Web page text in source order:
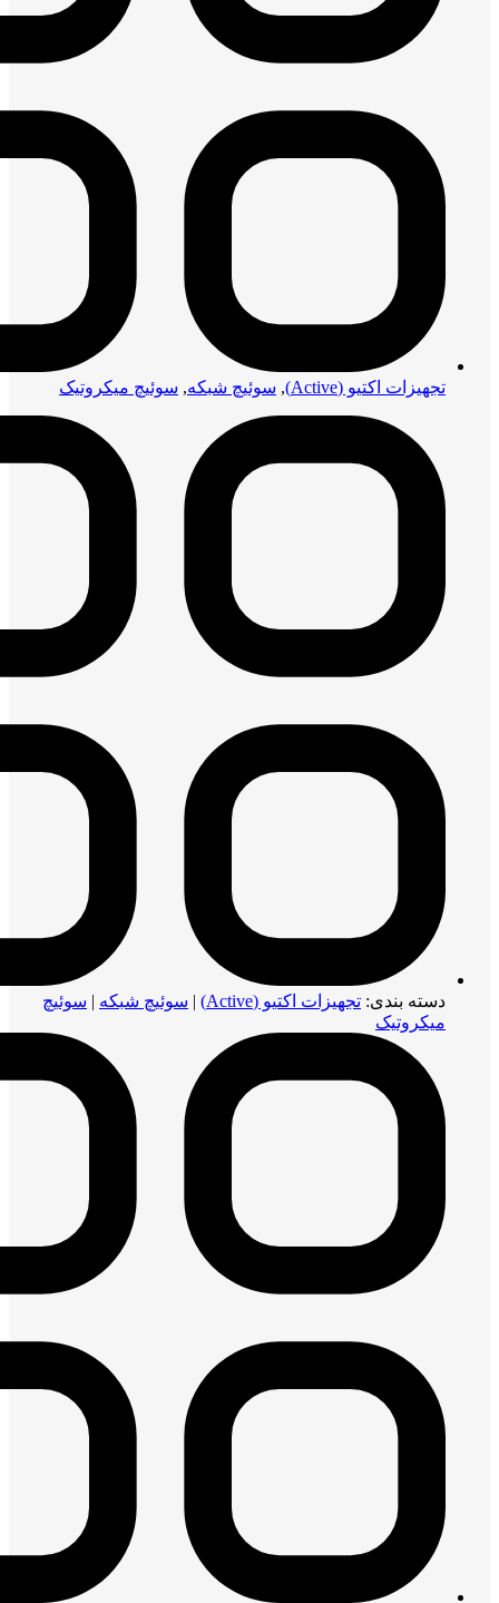
تجهیزات اکتیو (Active) , سوئیچ شبکه, سوئیچ میکروتیک
دسته بندی: تجهیزات اکتیو (Active) | سوئیچ شبکه | سوئیچ
میکروتیک